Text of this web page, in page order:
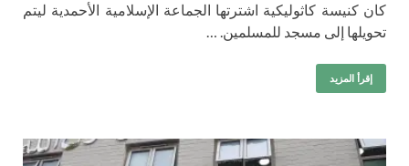
كان كنيسة كاثوليكية اشترتها الجماعة الإسلامية الأحمدية ليتم
تحويلها إلى مسجد للمسلمين. …
إقرأ المزيد